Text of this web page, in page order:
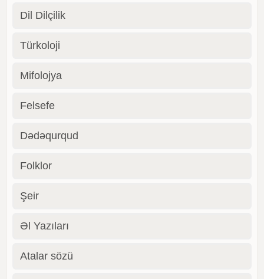
Dil Dilçilik
Türkoloji
Mifolojya
Felsefe
Dədəqurqud
Folklor
Şeir
Əl Yazıları
Atalar sözü